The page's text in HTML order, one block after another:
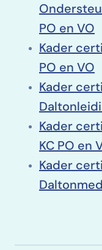
PO en VO
Kader
PO en VO
Kader
Kader
KC PO en
Kader